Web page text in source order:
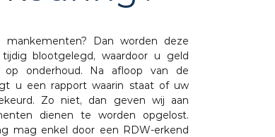
Dan worden deze
blootgelegd, waardoor u geld
op onderhoud. Na afloop van de
u een rapport waarin staat of uw
Zo niet, dan geven wij aan
dienen te worden opgelost.
mag enkel door een RDW-erkend